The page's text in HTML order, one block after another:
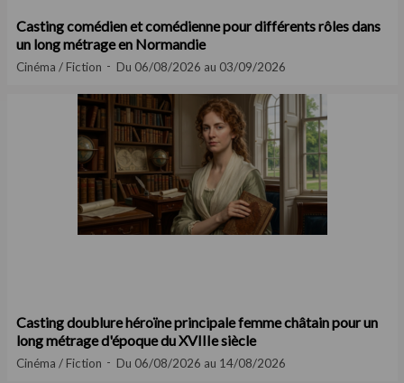
Casting comédien et comédienne pour différents rôles dans
un long métrage en Normandie
Cinéma / Fiction Du 06/08/2026 au 03/09/2026
Casting doublure héroïne principale femme châtain pour un
long métrage d'époque du XVIIIe siècle
Cinéma / Fiction Du 06/08/2026 au 14/08/2026